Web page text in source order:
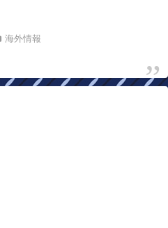
海外情報